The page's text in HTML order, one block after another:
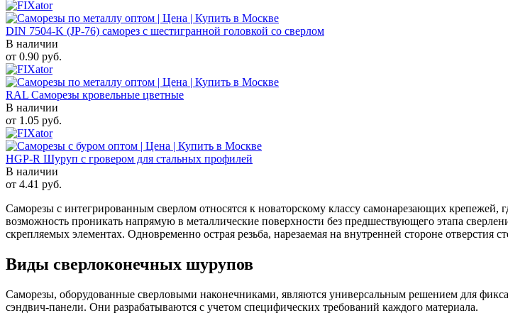
DIN 7504-K (JP-76) саморез с шестигранной головкой со сверлом
В наличии
от 0.90 руб.
RAL Саморезы кровельные цветные
В наличии
от 1.05 руб.
HGP-R Шуруп с гровером для стальных профилей
В наличии
от 4.41 руб.
Саморезы с интегрированным сверлом относятся к новаторскому классу самонарезающих крепежей,
возможность проникать напрямую в металлические поверхности без предшествующего этапа
скрепляемых элементах. Одновременно острая резьба, нарезаемая на внутренней стороне отверстия
Виды сверлоконечных шурупов
Саморезы, оборудованные сверловыми наконечниками, являются универсальным решением для
сэндвич-панели. Они разрабатываются с учетом специфических требований каждого материала.